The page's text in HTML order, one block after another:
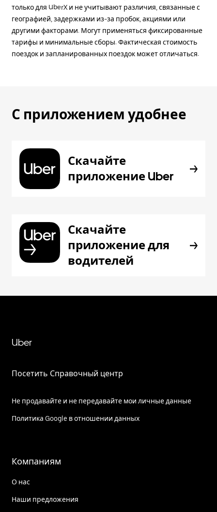
только для UberX и не учитывают различия, связанные с
географией, задержками из-за пробок, акциями или
другими факторами. Могут применяться фиксированные
тарифы и минимальные сборы. Фактическая стоимость
поездок и запланированных поездок может отличаться.
С приложением удобнее
Скачайте
приложение Uber
Скачайте
приложение для
водителей
Uber
Посетить Справочный центр
Не продавайте и не передавайте мои личные данные
Политика Google в отношении данных
Компаниям
О нас
Наши предложения